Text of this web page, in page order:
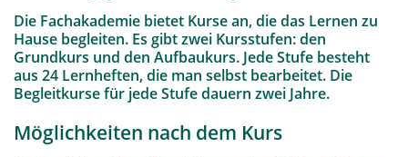
Die Fachakademie bietet Kurse an, die das Lernen zu
Hause begleiten. Es gibt zwei Kursstufen: den
Grundkurs und den Aufbaukurs. Jede Stufe besteht
aus 24 Lernheften, die man selbst bearbeitet. Die
Begleitkurse für jede Stufe dauern zwei Jahre.
Möglichkeiten nach dem Kurs